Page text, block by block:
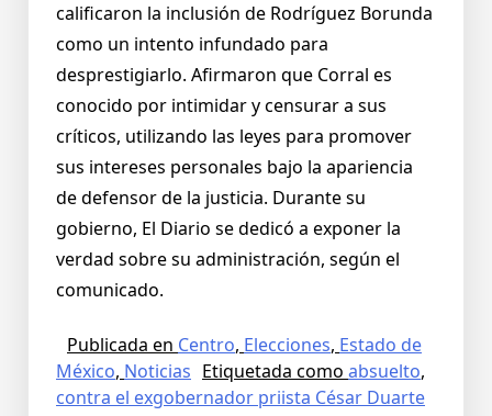
calificaron la inclusión de Rodríguez Borunda
como un intento infundado para
desprestigiarlo. Afirmaron que Corral es
conocido por intimidar y censurar a sus
críticos, utilizando las leyes para promover
sus intereses personales bajo la apariencia
de defensor de la justicia. Durante su
gobierno, El Diario se dedicó a exponer la
verdad sobre su administración, según el
comunicado.
Publicada en Centro, Elecciones, Estado de
México, Noticias Etiquetada como absuelto,
contra el exgobernador priista César Duarte